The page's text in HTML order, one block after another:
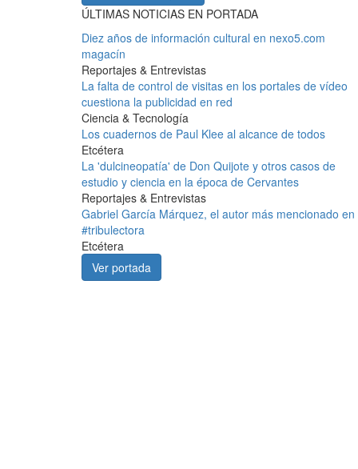
ÚLTIMAS NOTICIAS EN PORTADA
Diez años de información cultural en nexo5.com
magacín
Reportajes & Entrevistas
La falta de control de visitas en los portales de vídeo
cuestiona la publicidad en red
Ciencia & Tecnología
Los cuadernos de Paul Klee al alcance de todos
Etcétera
La 'dulcineopatía' de Don Quijote y otros casos de
estudio y ciencia en la época de Cervantes
Reportajes & Entrevistas
Gabriel García Márquez, el autor más mencionado en
#tribulectora
Etcétera
Ver portada